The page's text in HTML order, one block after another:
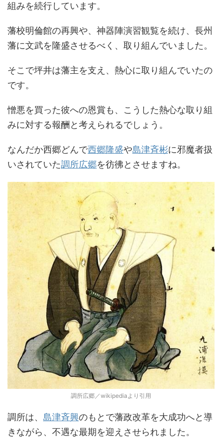
組みを続行しています。
藩校明倫館の再興や、神器陣演習観覧を続け、長州
藩に文武を隆盛させるべく、取り組んでいました。
そこで坪井は藩主を支え、熱心に取り組んでいたの
です。
憎悪を買った彼への恩賞も、こうした熱心な取り組
みに対する報酬と考えられるでしょう。
なんだか西郷どんで西郷隆盛や島津斉彬に邪魔者扱
いされていた調所広郷を彷彿とさせますね。
調所広郷／wikipediaより引用
調所は、 島津斉興のもとで藩政改革を大成功へと導
きながら、不遇な最期を迎えさせられました。